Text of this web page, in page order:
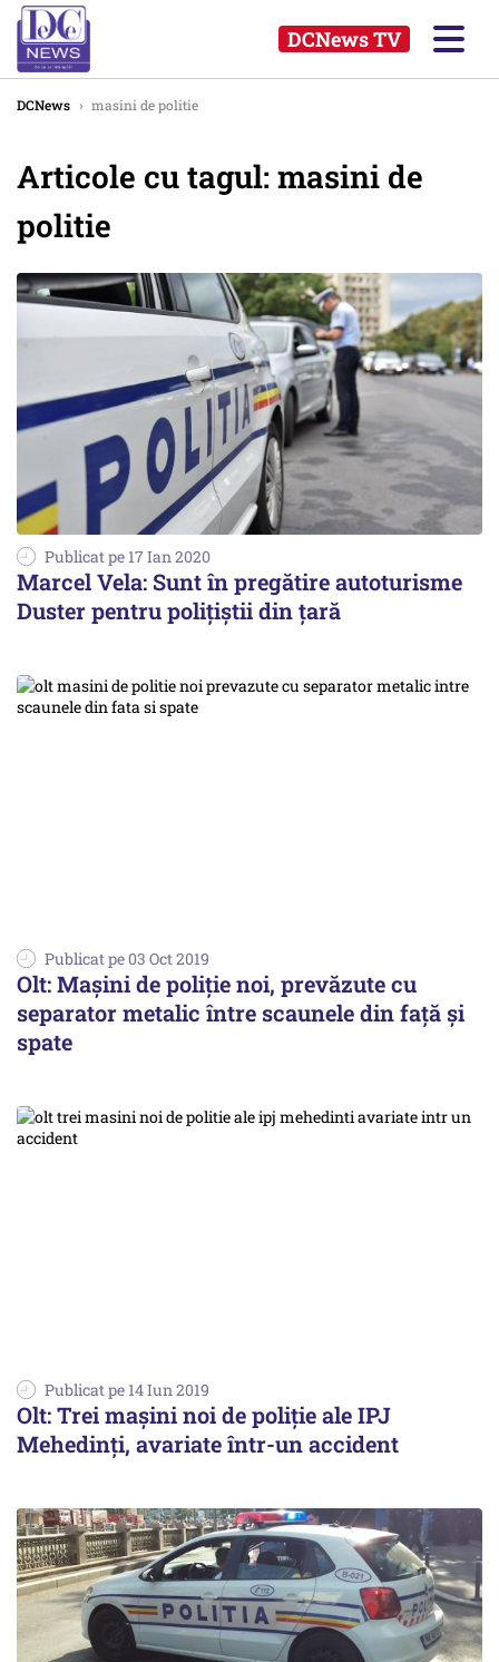
DCNews TV
DCNews › masini de politie
Articole cu tagul: masini de
politie
Publicat pe 17 Ian 2020
Marcel Vela: Sunt în pregătire autoturisme
Duster pentru polițiștii din ţară
Publicat pe 03 Oct 2019
Olt: Maşini de poliţie noi, prevăzute cu
separator metalic între scaunele din faţă şi
spate
Publicat pe 14 Iun 2019
Olt: Trei maşini noi de poliţie ale IPJ
Mehedinţi, avariate într-un accident